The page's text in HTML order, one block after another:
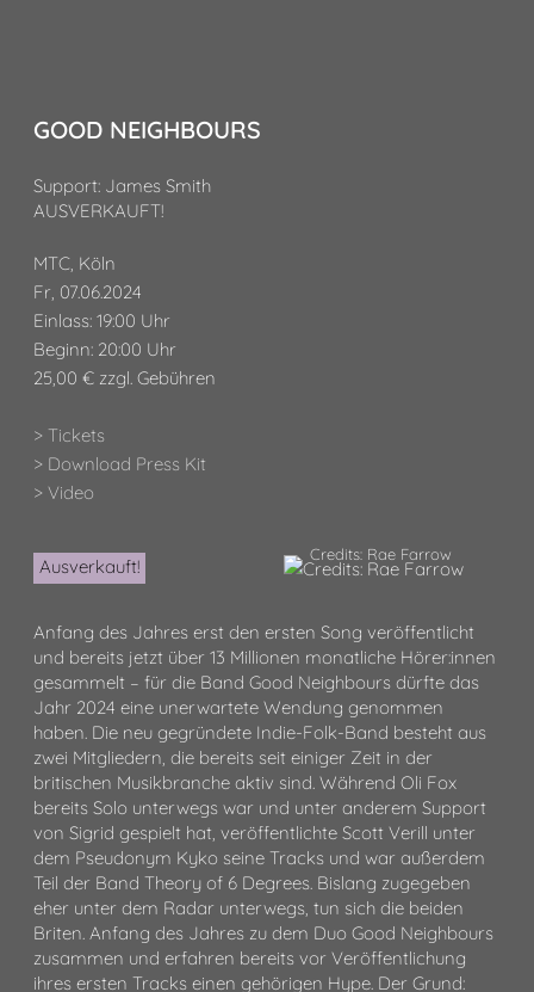
GOOD NEIGHBOURS
Support: James Smith
AUSVERKAUFT!
MTC, Köln
Fr, 07.06.2024
Einlass: 19:00 Uhr
Beginn: 20:00 Uhr
25,00 € zzgl. Gebühren
> Tickets
> Download Press Kit
> Video
Ausverkauft!
Credits: Rae Farrow
Anfang des Jahres erst den ersten Song veröffentlicht
und bereits jetzt über 13 Millionen monatliche Hörer:innen
gesammelt – für die Band Good Neighbours dürfte das
Jahr 2024 eine unerwartete Wendung genommen
haben. Die neu gegründete Indie-Folk-Band besteht aus
zwei Mitgliedern, die bereits seit einiger Zeit in der
britischen Musikbranche aktiv sind. Während Oli Fox
bereits Solo unterwegs war und unter anderem Support
von Sigrid gespielt hat, veröffentlichte Scott Verill unter
dem Pseudonym Kyko seine Tracks und war außerdem
Teil der Band Theory of 6 Degrees. Bislang zugegeben
eher unter dem Radar unterwegs, tun sich die beiden
Briten. Anfang des Jahres zu dem Duo Good Neighbours
zusammen und erfahren bereits vor Veröffentlichung
ihres ersten Tracks einen gehörigen Hype. Der Grund: